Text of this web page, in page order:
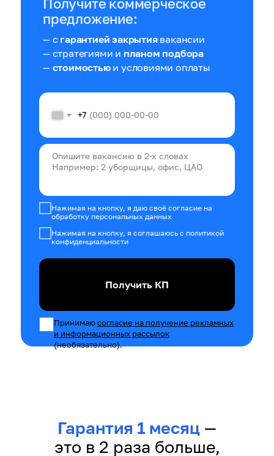
Получите коммерческое
предложение:
— с гарантией закрытия вакансии
— стратегиями и планом подбора
— стоимостьюи условиями оплаты
+7
Нажимая на кнопку, я даю своё согласие на
обработку персональных данных
Нажимая на кнопку, я соглашаюсь с политикой
конфиденциальности
Получить КП
Принимаюсогласие на получение рекламных
и информационных рассылок
(необязательно).
Гарантия 1 месяц —
это в 2 раза больше,